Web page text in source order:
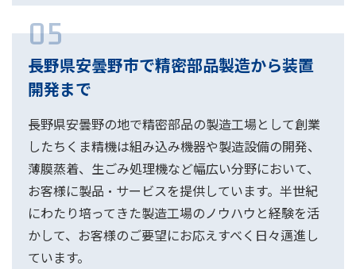
05
長野県安曇野市で精密部品製造から装置
開発まで
長野県安曇野の地で精密部品の製造工場として創業
したちくま精機は組み込み機器や製造設備の開発、
薄膜蒸着、生ごみ処理機など幅広い分野において、
お客様に製品・サービスを提供しています。半世紀
にわたり培ってきた製造工場のノウハウと経験を活
かして、お客様のご要望にお応えすべく日々邁進し
ています。